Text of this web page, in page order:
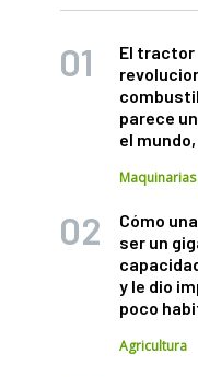
El tractor
parece
el
Cómo
ser un
y le dio
poco
Agricultura